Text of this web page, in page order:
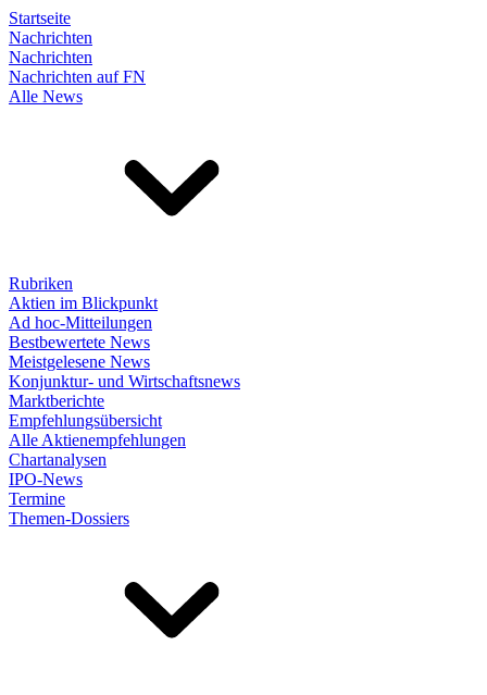
Startseite
Nachrichten
Nachrichten
Nachrichten auf FN
Alle News
Rubriken
Aktien im Blickpunkt
Ad hoc-Mitteilungen
Bestbewertete News
Meistgelesene News
Konjunktur- und Wirtschaftsnews
Marktberichte
Empfehlungsübersicht
Alle Aktienempfehlungen
Chartanalysen
IPO-News
Termine
Themen-Dossiers